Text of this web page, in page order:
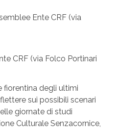
Ente CRF (via
CRF (via Folco Portinari
fiorentina degli ultimi
sui possibili scenari
giornate di studi
Culturale Senzacornice,